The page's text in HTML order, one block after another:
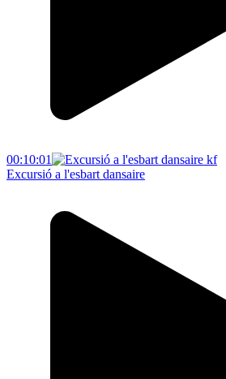
00:10:01
Excursió a l'esbart dansaire